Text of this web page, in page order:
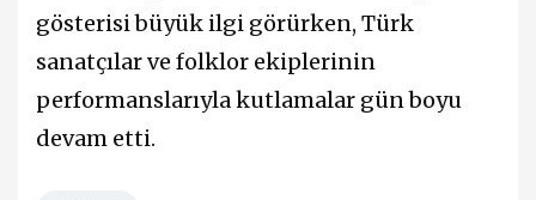
gösterisi büyük ilgi görürken, Türk
sanatçılar ve folklor ekiplerinin
performanslarıyla kutlamalar gün boyu
devam etti.